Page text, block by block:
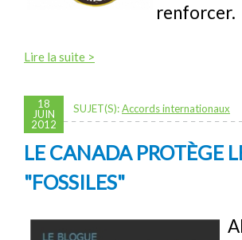
renforcer.
Lire la suite >
18
JUIN
2012
SUJET(S):Accords internationaux
LE CANADA PROTÈGE
"FOSSILES"